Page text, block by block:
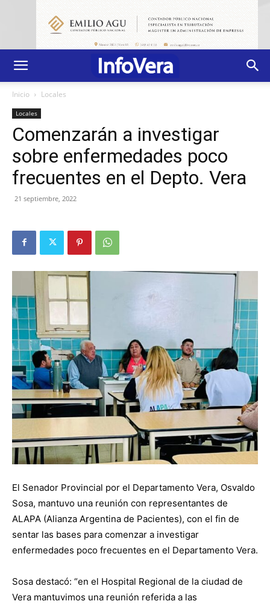
Inicio Locales
Locales
Comenzarán a investigar
sobre enfermedades poco
frecuentes en el Depto. Vera
21 septiembre, 2022
El Senador Provincial por el Departamento Vera, Osvaldo
Sosa, mantuvo una reunión con representantes de
ALAPA (Alianza Argentina de Pacientes), con el fin de
sentar las bases para comenzar a investigar
enfermedades poco frecuentes en el Departamento Vera.
Sosa destacó: “en el Hospital Regional de la ciudad de
Vera mantuvimos una reunión referida a las